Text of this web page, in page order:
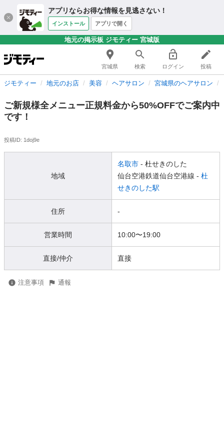
アプリならお得な情報を見逃さない！
インストール アプリで開く
地元の掲示板 ジモティー 宮城版
宮城県 検索 ログイン 投稿
ジモティー 地元のお店 美容 ヘアサロン 宮城県のヘアサロン
ご新規様全メニュー正規料金から50%OFFでご案内中
です！
投稿ID: 1doj9e
地域
名取市 - 杜せきのした
仙台空港鉄道仙台空港線 - 杜
せきのした駅
住所 -
営業時間 10:00〜19:00
直接/仲介 直接
注意事項 通報